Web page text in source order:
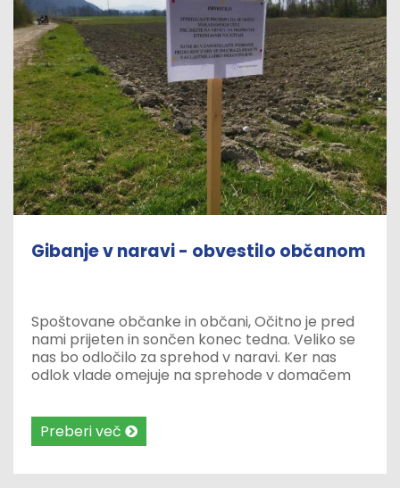
Gibanje v naravi - obvestilo občanom
Spoštovane občanke in občani, Očitno je pred
nami prijeten in sončen konec tedna. Veliko se
nas bo odločilo za sprehod v naravi. Ker nas
odlok vlade omejuje na sprehode v domačem
Preberi več